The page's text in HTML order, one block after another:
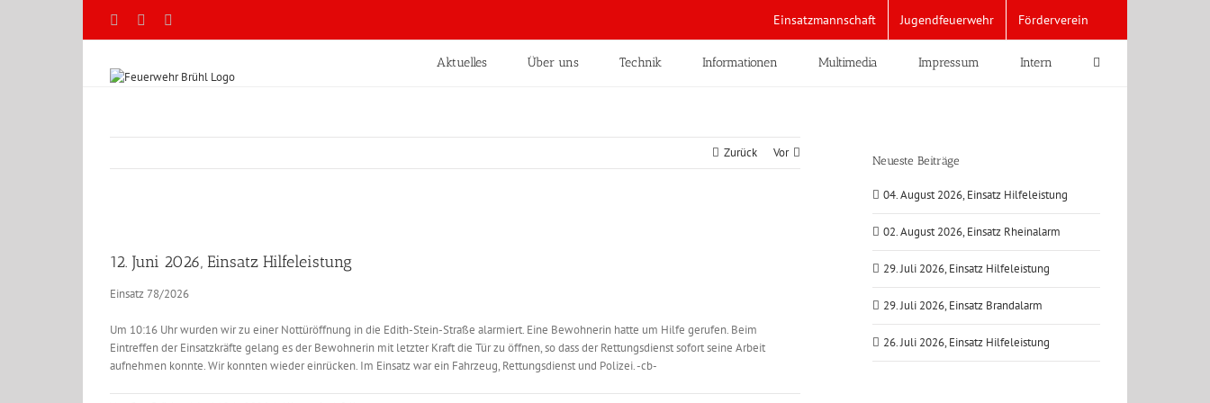
Facebook Einsatzmannschaft Jugendfeuerwehr Förderverein
Aktuelles Über uns Technik Informationen Multimedia Impressum Intern
Zurück Vor
Bild
12. Juni 2026, Einsatz Hilfeleistung
Einsatz 78/2026
Um 10:16 Uhr wurden wir zu einer Nottüröffnung in die Edith-Stein-Straße alarmiert. Eine Bewohnerin hatte um Hilfe gerufen. Beim
Eintreffen der Einsatzkräfte gelang es der Bewohnerin mit letzter Kraft die Tür zu öffnen, so dass der Rettungsdienst sofort seine Arbeit
aufnehmen konnte. Wir konnten wieder einrücken. Im Einsatz war ein Fahrzeug, Rettungsdienst und Polizei. -cb-
Neueste Beiträge
04. August 2026, Einsatz Hilfeleistung
02. August 2026, Einsatz Rheinalarm
29. Juli 2026, Einsatz Hilfeleistung
29. Juli 2026, Einsatz Brandalarm
26. Juli 2026, Einsatz Hilfeleistung